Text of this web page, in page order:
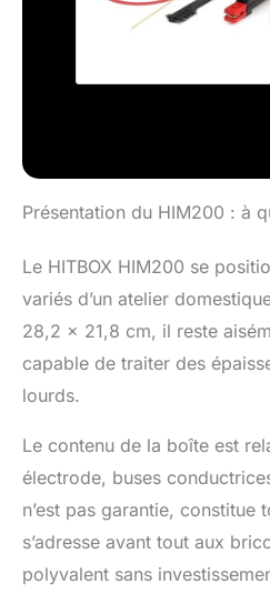
Présentation du HIM200 : à
Le HITBOX HIM200 se
variés d’un atelier
28,2 x 21,8 cm, il reste
capable de traiter des
lourds.
Le contenu de la boîte est
électrode, buses
n’est pas garantie,
s’adresse avant tout aux
polyvalent sans